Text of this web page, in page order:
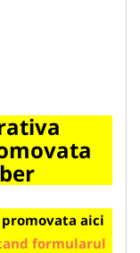
aici
formularul